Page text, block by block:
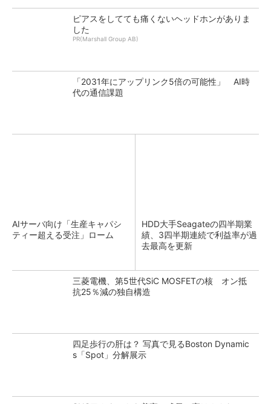
ピアスをしてても痛くないヘッドホンがありま
した
PR(Marshall Group AB)
「2031年にアップリンク5倍の可能性」 AI時
代の通信課題
AIサーバ向け「生産キャパシ
ティー超える受注」ローム
HDD大手Seagateの四半期業
績、3四半期連続で利益率が過
去最高を更新
三菱電機、第5世代SiC MOSFETの核 オン抵
抗25％減の独自構造
四足歩行の肝は？ 写真で見るBoston Dynamic
s「Spot」分解展示